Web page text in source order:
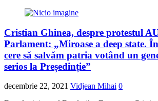
Cristian Ghinea, despre protestul
Parlament: „Miroase a deep state.
cere să salvăm patria votând un
serios la Președinție”
decembrie 22, 2021 Vidjean Mihai 0